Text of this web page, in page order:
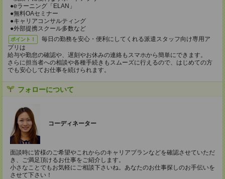
●eラーニング「ELAN」
●無料OAセミナー
●キャリアコンサルティング
●外部提携スクール多数など
ポイント！
毎日の勤務を安心・便利にしてくれる派遣スタッフ向け専用ア
プリは
給与や勤怠の確認や、遅刻やお休みの連絡もスマホから簡単にできます。
さらに担当者への相談や各種手続きもスムーズに行えるので、はじめての方
でも安心してお仕事を続けられます。
フォローについて
コーディネーター
面談時に皆様のご希望やこれからのキャリアプランなどを確認させていただ
き、ご満足頂けるお仕事をご紹介します。
小さなことでもお気軽にご相談下さいね。あなたのお仕事探しのお手伝いを
させて下さい！